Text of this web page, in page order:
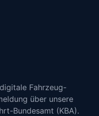
Fahrzeug-
über unsere
Bundesamt (KBA).